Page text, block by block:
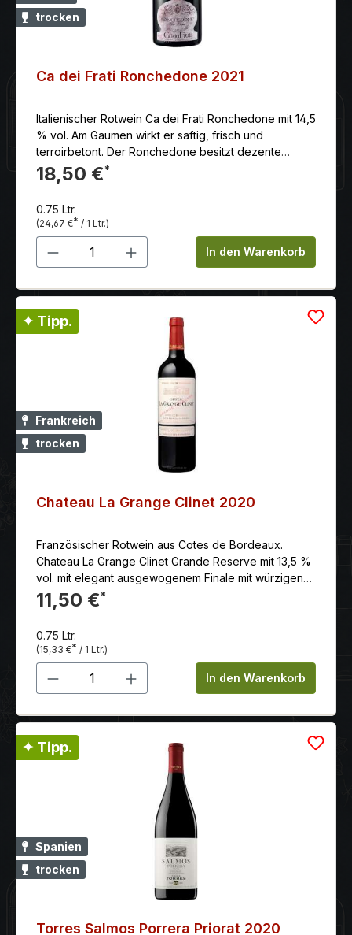
der Bordeaux-Trauben und des Terroirs
widerspiegelt.
trocken
Ca dei Frati Ronchedone 2021
Italienischer Rotwein Ca dei Frati Ronchedone mit 14,5
% vol. Am Gaumen wirkt er saftig, frisch und
terroirbetont. Der Ronchedone besitzt dezente
ätherische Noten und feinkörnige saftige Tannine. Im
Finishing ist er lang und fruchtbetont. Bei Tisch zeigt
vor allem Schmorbraten, Wild und Wildgepügel sowie
vollfettem Käse.
18,50 €*
0.75 Ltr.
(24,67 €* / 1 Ltr.)
Produkt Anzahl: Gib denIn den Warenkorb
✦ Tipp.
Frankreich
trocken
Chateau La Grange Clinet 2020
Französischer Rotwein aus Cotes de Bordeaux.
Chateau La Grange Clinet Grande Reserve mit 13,5 %
vol. mit elegant ausgewogenem Finale mit würzigen
Anklängen von Lakritz, feiner Eiche und einem Hauch
Mokka, charmant und verführerisch.
11,50 €*
0.75 Ltr.
(15,33 €* / 1 Ltr.)
Produkt Anzahl: Gib denIn den Warenkorb
✦ Tipp.
Spanien
trocken
Torres Salmos Porrera Priorat 2020